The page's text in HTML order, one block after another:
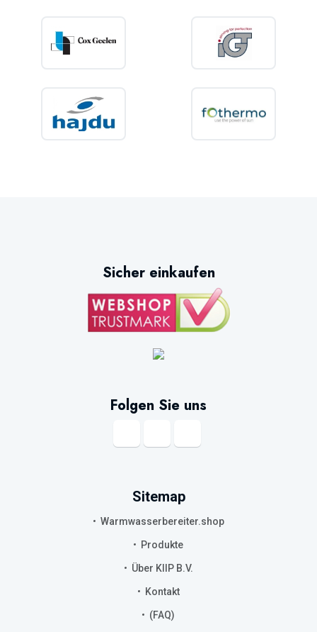
Sicher einkaufen
Folgen Sie uns
Sitemap
Warmwasserbereiter.shop
Produkte
Über KIIP B.V.
Kontakt
(FAQ)